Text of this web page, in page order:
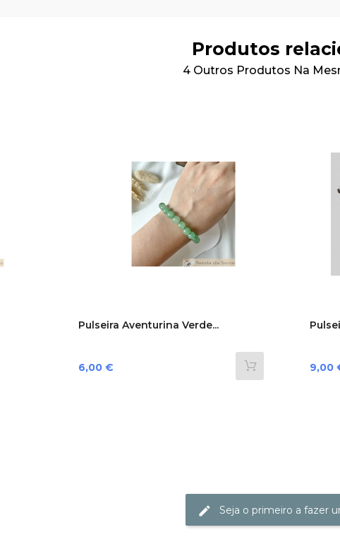
Produtos
4 Outros Produtos Na
Pulseira Aventurina Verde...
Preço
6,00 € Preço
9,00
Seja o primeiro a fazer